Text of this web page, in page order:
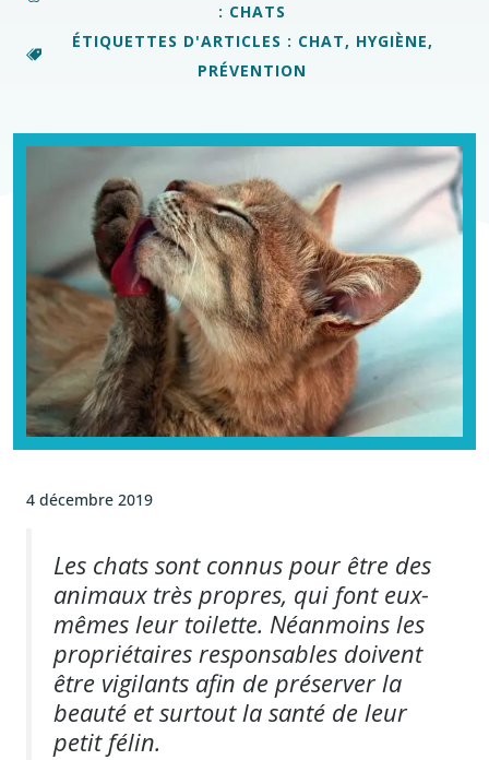
: CHATS
ÉTIQUETTES D'ARTICLES : CHAT, HYGIÈNE,
PRÉVENTION
4 décembre 2019
Les chats sont connus pour être des
animaux très propres, qui font eux-
mêmes leur toilette. Néanmoins les
propriétaires responsables doivent
être vigilants afin de préserver la
beauté et surtout la santé de leur
petit félin.